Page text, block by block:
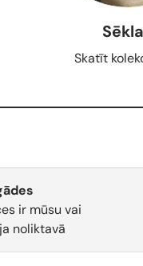
Skatīt
ir mūsu vai
noliktavā